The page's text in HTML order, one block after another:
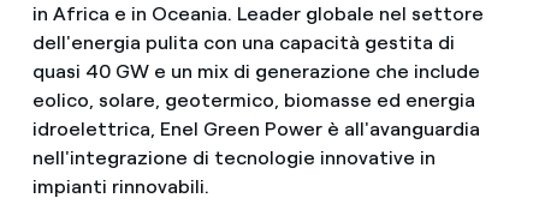
in Africa e in Oceania. Leader globale nel settore
dell'energia pulita con una capacità gestita di
quasi 40 GW e un mix di generazione che include
eolico, solare, geotermico, biomasse ed energia
idroelettrica, Enel Green Power è all'avanguardia
nell'integrazione di tecnologie innovative in
impianti rinnovabili.